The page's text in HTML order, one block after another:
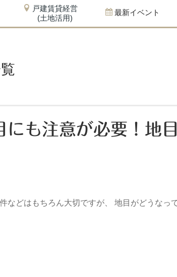
戸建賃貸経営
(土地活用)
最新イベント
にも注意が必要！地
などはもちろん大切ですが、 地目がどうなっ